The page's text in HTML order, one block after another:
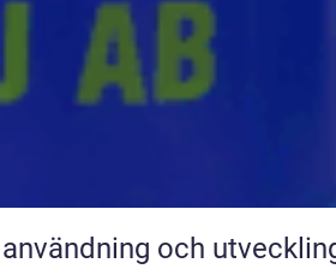
användning och